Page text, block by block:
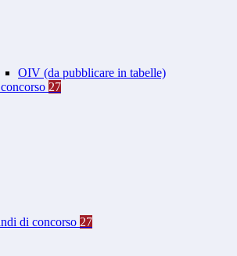
OIV (da pubblicare in tabelle)
27
di concorso 27